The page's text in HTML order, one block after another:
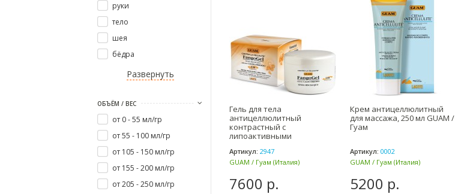
руки
тело
шея
бёдра
Развернуть
ОБЪЁМ / ВЕС
от 0 - 55 мл/гр
от 55 - 100 мл/гр
от 105 - 150 мл/гр
от 155 - 200 мл/гр
от 205 - 250 мл/гр
Гель для тела
антицеллюлитный
контрастный с
липоактивными
/ Гуам
Артикул: 2947
GUAM / Гуам (Италия)
7600 р.
Крем антицеллюлитный
для массажа, 250 мл GUAM /
Гуам
Артикул: 0002
GUAM / Гуам (Италия)
5200 р.